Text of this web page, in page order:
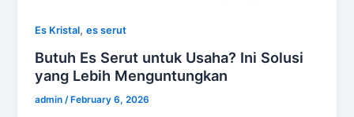
Es Kristal,es serut
Butuh Es Serut untuk Usaha? Ini Solusi
yang Lebih Menguntungkan
admin /February 6, 2026